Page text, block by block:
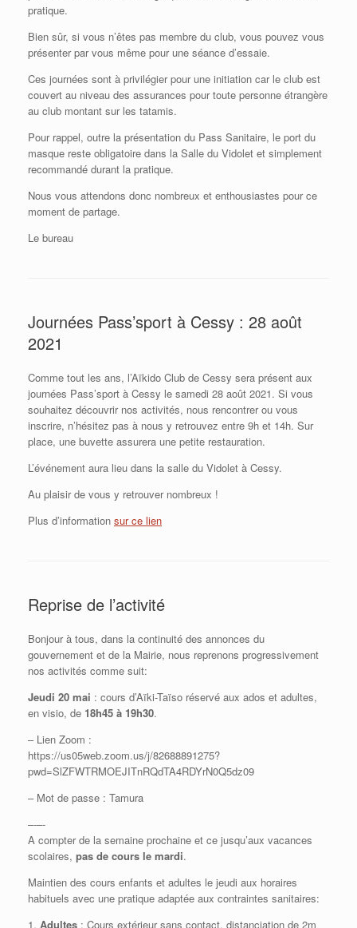
pratique.
Bien sûr, si vous n’êtes pas membre du club, vous pouvez vous
présenter par vous même pour une séance d’essaie.
Ces journées sont à privilégier pour une initiation car le club est
couvert au niveau des assurances pour toute personne étrangère
au club montant sur les tatamis.
Pour rappel, outre la présentation du Pass Sanitaire, le port du
masque reste obligatoire dans la Salle du Vidolet et simplement
recommandé durant la pratique.
Nous vous attendons donc nombreux et enthousiastes pour ce
moment de partage.
Le bureau
Journées Pass’sport à Cessy : 28 août
2021
Comme tout les ans, l’Aïkido Club de Cessy sera présent aux
journées Pass’sport à Cessy le samedi 28 août 2021. Si vous
souhaitez découvrir nos activités, nous rencontrer ou vous
inscrire, n’hésitez pas à nous y retrouvez entre 9h et 14h. Sur
place, une buvette assurera une petite restauration.
L’événement aura lieu dans la salle du Vidolet à Cessy.
Au plaisir de vous y retrouver nombreux !
Plus d’information sur ce lien
Reprise de l’activité
Bonjour à tous, dans la continuité des annonces du
gouvernement et de la Mairie, nous reprenons progressivement
nos activités comme suit:
Jeudi 20 mai : cours d’Aïki-Taïso réservé aux ados et adultes,
en visio, de 18h45 à 19h30.
– Lien Zoom :
https://us05web.zoom.us/j/82688891275?
pwd=SlZFWTRMOEJITnRQdTA4RDYrN0Q5dz09
– Mot de passe : Tamura
–‐–‐
A compter de la semaine prochaine et ce jusqu’aux vacances
scolaires, pas de cours le mardi.
Maintien des cours enfants et adultes le jeudi aux horaires
habituels avec une pratique adaptée aux contraintes sanitaires:
1. Adultes : Cours extérieur sans contact, distanciation de 2m